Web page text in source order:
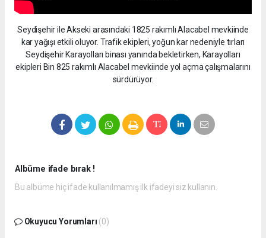
Seydişehir ile Akseki arasındaki 1825 rakımlı Alacabel mevkiinde
kar yağışı etkili oluyor. Trafik ekipleri, yoğun kar nedeniyle tırları
Seydişehir Karayolları binası yanında bekletirken, Karayolları
ekipleri Bin 825 rakımlı Alacabel mevkiinde yol açma çalışmalarını
sürdürüyor.
Albüme ifade bırak !
Bu albüme hiç ifade kullanılmamış ilk ifadeyi siz kullanın.
Okuyucu Yorumları (0)